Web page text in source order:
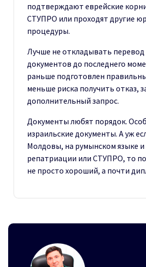
подтверждают еврейские
СТУПРО или проходят другие
процедуры.
Лучше не откладывать перевод
документов до последнего
раньше подготовлен
меньше риска получить отказ,
дополнительный запрос.
Документы любят порядок.
израильские документы. А уж
Молдовы, на румынском языке и
репатриации или СТУПРО, то
не просто хороший, а почти